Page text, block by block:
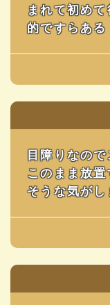
まれて初め
的ですらある
目障りなので
このまま放
そうな気がし